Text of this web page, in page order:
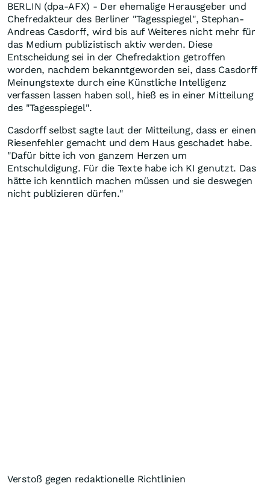
BERLIN (dpa-AFX) - Der ehemalige Herausgeber und
Chefredakteur des Berliner "Tagesspiegel", Stephan-
Andreas Casdorff, wird bis auf Weiteres nicht mehr für
das Medium publizistisch aktiv werden. Diese
Entscheidung sei in der Chefredaktion getroffen
worden, nachdem bekanntgeworden sei, dass Casdorff
Meinungstexte durch eine Künstliche Intelligenz
verfassen lassen haben soll, hieß es in einer Mitteilung
des "Tagesspiegel".
Casdorff selbst sagte laut der Mitteilung, dass er einen
Riesenfehler gemacht und dem Haus geschadet habe.
"Dafür bitte ich von ganzem Herzen um
Entschuldigung. Für die Texte habe ich KI genutzt. Das
hätte ich kenntlich machen müssen und sie deswegen
nicht publizieren dürfen."
Verstoß gegen redaktionelle Richtlinien